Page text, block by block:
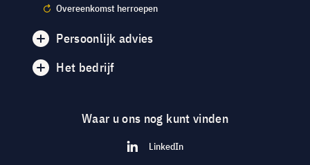
Overeenkomst herroepen
Persoonlijk advies
Het bedrijf
Waar u ons nog kunt vinden
LinkedIn